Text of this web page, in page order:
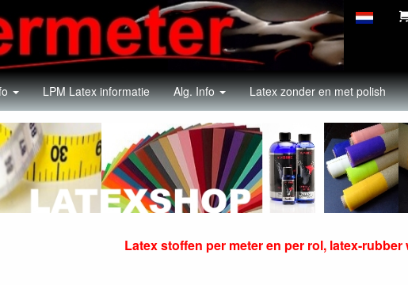
LPM Latex informatie Alg. Info Latex zonder en met polish
PER METER, latex-
Latex stoffen per meter en per rol, latex-